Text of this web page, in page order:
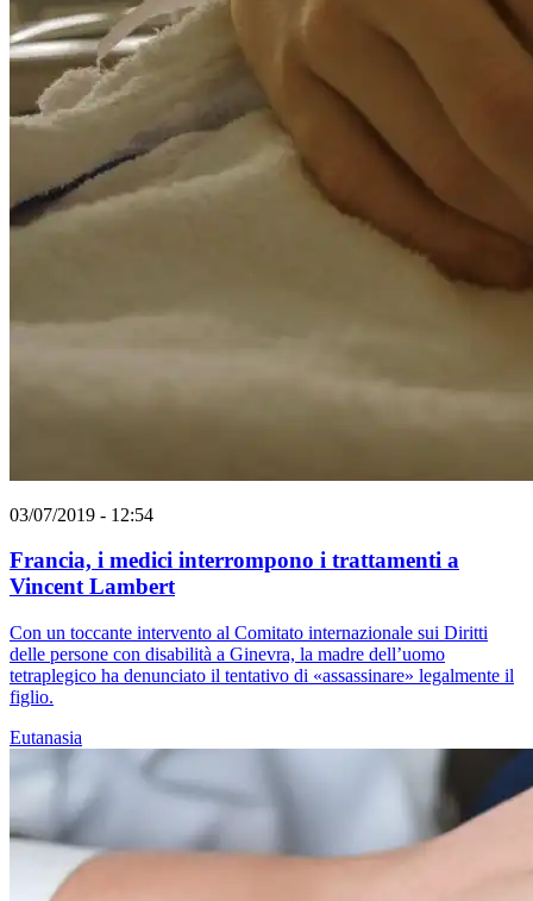
03/07/2019 - 12:54
Francia, i medici interrompono i trattamenti a
Vincent Lambert
Con un toccante intervento al Comitato internazionale sui Diritti
delle persone con disabilità a Ginevra, la madre dell’uomo
tetraplegico ha denunciato il tentativo di «assassinare» legalmente il
figlio.
Eutanasia